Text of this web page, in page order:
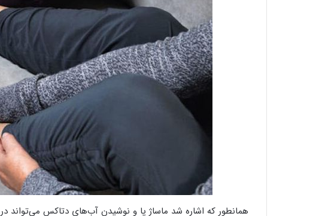
همانطور که اشاره شد ماساژ پا و نوشیدن آب‌های دتاکس می‌تواند در